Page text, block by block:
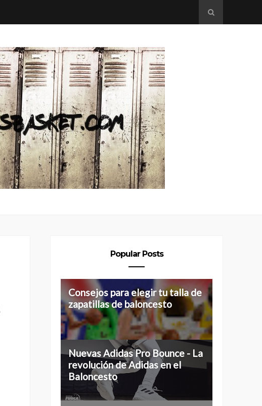
Popular Posts
Consejos para elegir tu talla de
zapatillas de baloncesto
Nuevas Adidas Pro Bounce - La
revolución de Adidas en el
Baloncesto